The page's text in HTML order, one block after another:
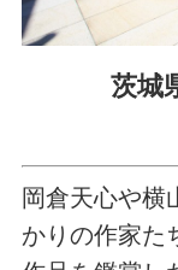
茨城
岡倉天心や横
かりの作家た